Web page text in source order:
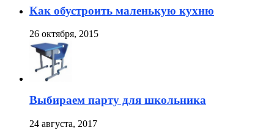
Как обустроить маленькую кухню
26 октября, 2015
Выбираем парту для школьника
24 августа, 2017